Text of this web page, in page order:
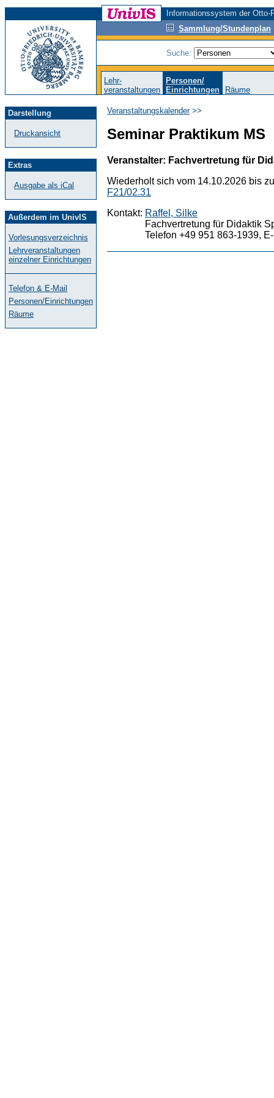
Informationssystem der
Sammlung/Stundenplan
Suche:
Lehr-
veranstaltungen
Personen/
Einrichtungen
Räume
Darstellung
Druckansicht
Extras
Ausgabe als iCal
Außerdem im UnivIS
Vorlesungsverzeichnis
Lehrveranstaltungen
einzelner Einrichtungen
Telefon & E-Mail
Personen/Einrichtungen
Räume
Veranstaltungskalender>>
Seminar Praktikum MS
Veranstalter: Fachvertretung für
Wiederholt sich vom 14.10.2026 bis
F21/02.31
Kontakt: Raffel, Silke
Fachvertretung für Didaktik
Telefon +49 951 863-1939,